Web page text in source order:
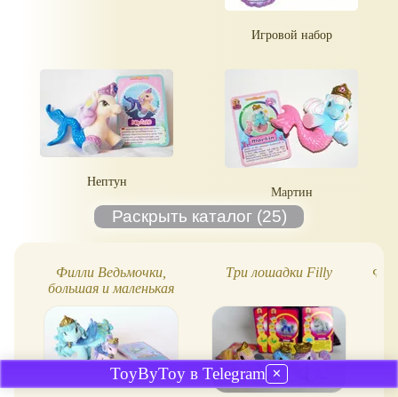
Игровой набор
Нептун
Мартин
Филли Ведьмочки,
большая и маленькая
Три лошадки Filly
ToyByToy в Telegram ✕